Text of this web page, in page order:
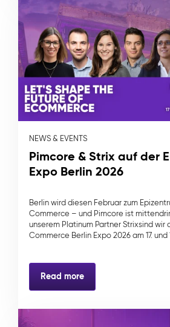
NEWS & EVENTS
Pimcore & Strix auf der
Expo Berlin 2026
Berlin wird diesen Februar zum
Commerce – und Pimcore ist
unserem Platinum Partner Strixsind wir
Commerce Berlin Expo 2026 am 17. und
Read more